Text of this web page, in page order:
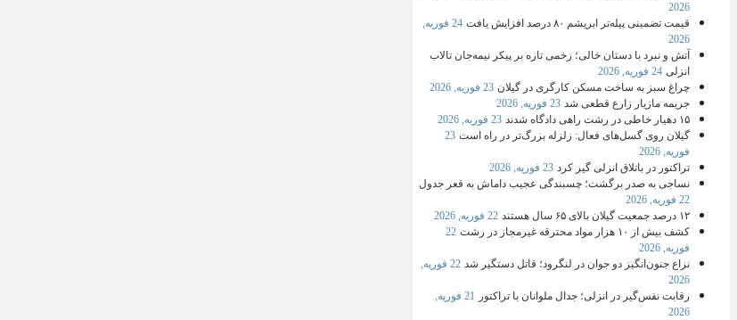
2026
قیمت تضمینی پیله‌تر ابریشم ۸۰ درصد افزایش یافت
24 فوریه,
2026
آتش و نبرد با دستان خالی؛ زخمی تازه بر پیکر نیمه‌جان تالاب
انزلی 24 فوریه, 2026
چراغ سبز به ساخت مسکن کارگری در گیلان 23 فوریه, 2026
جریمه مازیار زارع قطعی شد 23 فوریه, 2026
۱۵ دهیار خاطی در رشت راهی دادگاه شدند
23 فوریه, 2026
گیلان روی گسل‌های فعال: زلزله بزرگ‌تر در راه است 23
فوریه, 2026
تراکتور در باتلاق انزلی گیر کرد 23 فوریه, 2026
نساجی به صدر برگشت؛ چسبندگی عجیب داماش به قعر جدول
22 فوریه, 2026
۱۲ درصد جمعیت گیلان بالای ۶۵ سال هستند
22 فوریه, 2026
کشف بیش از ۱۰ هزار مواد محترقه غیرمجاز در رشت
22
فوریه, 2026
نزاع جنون‌انگیز دو جوان در لنگرود؛ قاتل دستگیر شد
22 فوریه,
2026
رقابت نفس‌گیر در انزلی؛ جدال ملوانان با تراکتور
21 فوریه,
2026